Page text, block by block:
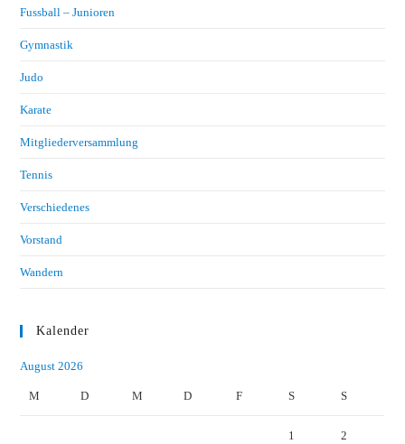
Fussball – Junioren
Gymnastik
Judo
Karate
Mitgliederversammlung
Tennis
Verschiedenes
Vorstand
Wandern
Kalender
August 2026
M D M D F S S
1 2